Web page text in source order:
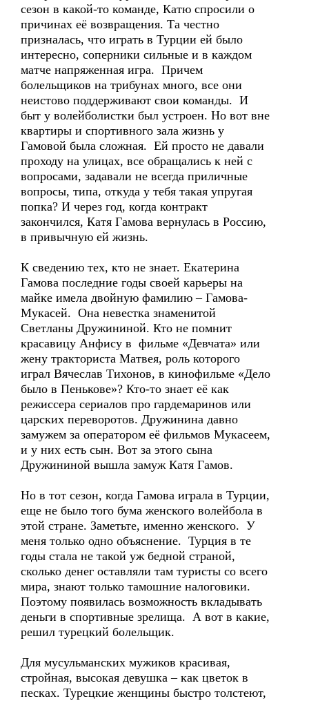
сезон в какой-то команде, Катю спросили о
причинах её возвращения. Та честно
призналась, что играть в Турции ей было
интересно, соперники сильные и в каждом
матче напряженная игра. Причем
болельщиков на трибунах много, все они
неистово поддерживают свои команды. И
быт у волейболистки был устроен. Но вот вне
квартиры и спортивного зала жизнь у
Гамовой была сложная. Ей просто не давали
проходу на улицах, все обращались к ней с
вопросами, задавали не всегда приличные
вопросы, типа, откуда у тебя такая упругая
попка? И через год, когда контракт
закончился, Катя Гамова вернулась в Россию,
в привычную ей жизнь.
К сведению тех, кто не знает. Екатерина
Гамова последние годы своей карьеры на
майке имела двойную фамилию – Гамова-
Мукасей. Она невестка знаменитой
Светланы Дружининой. Кто не помнит
красавицу Анфису в фильме «Девчата» или
жену тракториста Матвея, роль которого
играл Вячеслав Тихонов, в кинофильме «Дело
было в Пенькове»? Кто-то знает её как
режиссера сериалов про гардемаринов или
царских переворотов. Дружинина давно
замужем за оператором её фильмов Мукасеем,
и у них есть сын. Вот за этого сына
Дружининой вышла замуж Катя Гамов.
Но в тот сезон, когда Гамова играла в Турции,
еще не было того бума женского волейбола в
этой стране. Заметьте, именно женского. У
меня только одно объяснение. Турция в те
годы стала не такой уж бедной страной,
сколько денег оставляли там туристы со всего
мира, знают только тамошние налоговики.
Поэтому появилась возможность вкладывать
деньги в спортивные зрелища. А вот в какие,
решил турецкий болельщик.
Для мусульманских мужиков красивая,
стройная, высокая девушка – как цветок в
песках. Турецкие женщины быстро толстеют,